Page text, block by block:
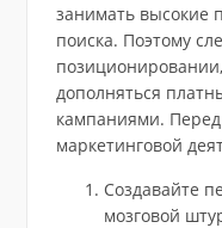
занимать высокие
поиска. Поэтому
дополняться
кампаниями.
маркетинговой
Создавайте
мозговой